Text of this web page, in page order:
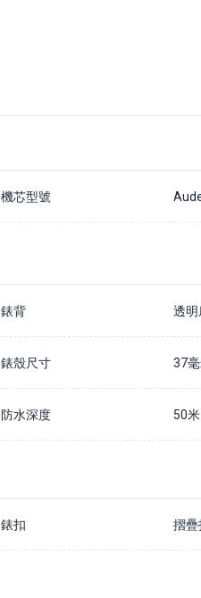
機芯型號
錶背 透
錶殼尺寸 37
防水深度 50米
錶扣 摺疊